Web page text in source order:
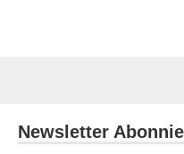
Newsletter